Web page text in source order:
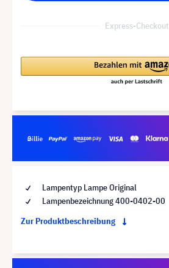
Express-Checkout
Lampentyp Lampe Original
Lampenbezeichnung 400-0402-00
Zur Produktbeschreibung